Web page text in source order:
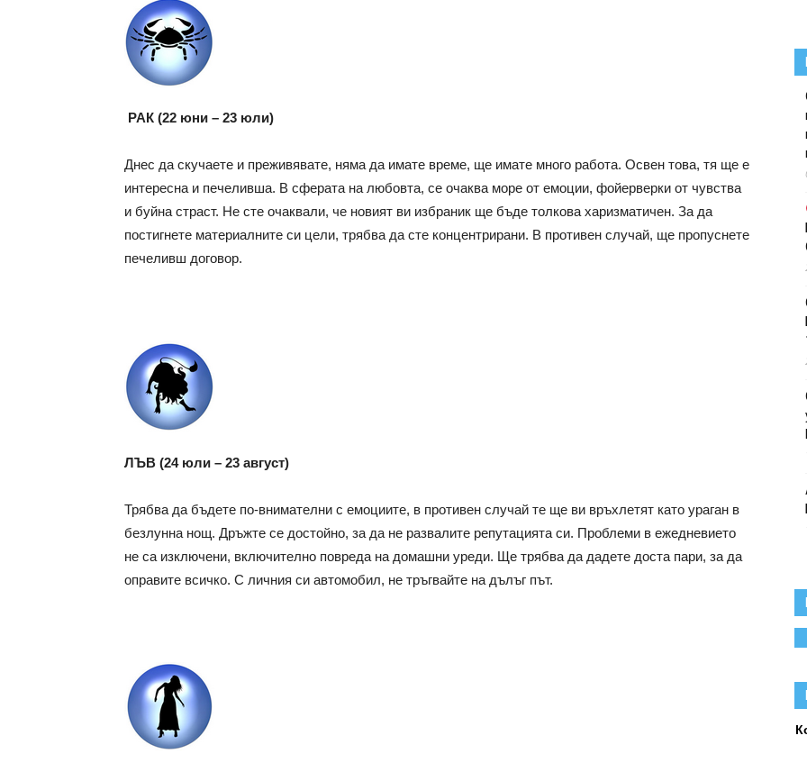
РАК (22 юни – 23 юли)
Днес да скучаете и преживявате, няма да имате време, ще имате много работа. Освен това, тя ще е
интересна и печеливша. В сферата на любовта, се очаква море от емоции, фойерверки от чувства
и буйна страст. Не сте очаквали, че новият ви избраник ще бъде толкова харизматичен. За да
постигнете материалните си цели, трябва да сте концентрирани. В противен случай, ще пропуснете
печеливш договор.
ЛЪВ (24 юли – 23 август)
Трябва да бъдете по-внимателни с емоциите, в противен случай те ще ви връхлетят като ураган в
безлунна нощ. Дръжте се достойно, за да не развалите репутацията си. Проблеми в ежедневието
не са изключени, включително повреда на домашни уреди. Ще трябва да дадете доста пари, за да
оправите всичко. С личния си автомобил, не тръгвайте на дълъг път.